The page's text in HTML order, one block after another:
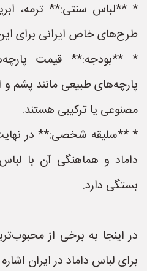
* **لباس سنتی:** ترمه،
طرح‌های خاص ایرانی برای
* **بودجه:** قیمت
پارچه‌های طبیعی مانند پشم و
مصنوعی یا ترکیبی هستند.
* **سلیقه شخصی:** در
داماد و هماهنگی آن با
بستگی دارد.
در اینجا به برخی از
برای لباس داماد در ایران